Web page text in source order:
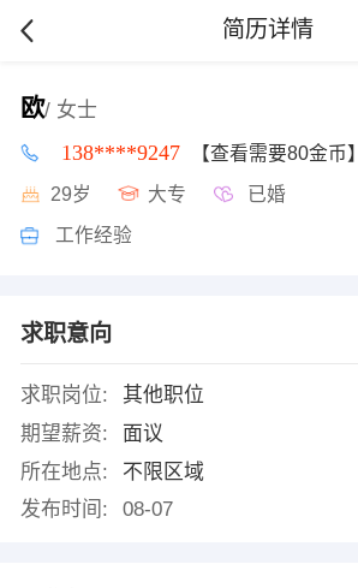
简历详情
欧/ 女士
138****9247 【查看需要80金币】
29岁 大专 已婚
工作经验
求职意向
求职岗位:
其他职位
期望薪资:
面议
所在地点:
不限区域
发布时间:
08-07